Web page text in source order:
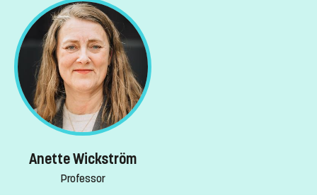
Anette Wickström
Professor